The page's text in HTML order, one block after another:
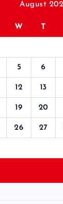
August
W T
5 6
12 13
19 20
26 27